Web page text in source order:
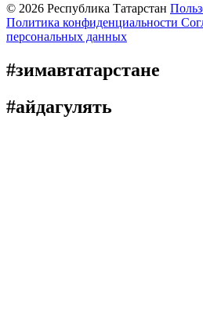
© 2026 Республика Татарстан
Политика конфиденциальности
персональных данных
#зимавтатарстане
#айдагулять